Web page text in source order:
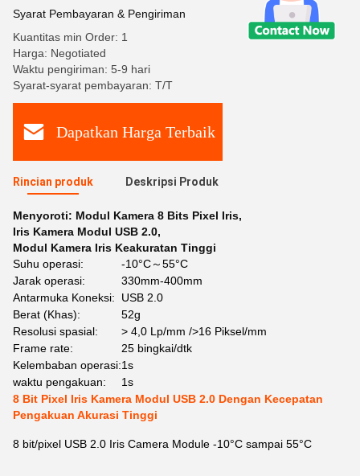
Syarat Pembayaran & Pengiriman
Kuantitas min Order: 1
Harga: Negotiated
Waktu pengiriman: 5-9 hari
Syarat-syarat pembayaran: T/T
Dapatkan Harga Terbaik
Rincian produk Deskripsi Produk
Menyoroti: Modul Kamera 8 Bits Pixel Iris,
Iris Kamera Modul USB 2.0,
Modul Kamera Iris Keakuratan Tinggi
Suhu operasi:
-10°C～55°C
Jarak operasi:
330mm-400mm
Antarmuka Koneksi:
USB 2.0
Berat (Khas):
52g
Resolusi spasial:
> 4,0 Lp/mm />16 Piksel/mm
Frame rate:
25 bingkai/dtk
Kelembaban operasi:1s
waktu pengakuan:
1s
8 Bit Pixel Iris Kamera Modul USB 2.0 Dengan Kecepatan
Pengakuan Akurasi Tinggi
8 bit/pixel USB 2.0 Iris Camera Module -10°C sampai 55°C